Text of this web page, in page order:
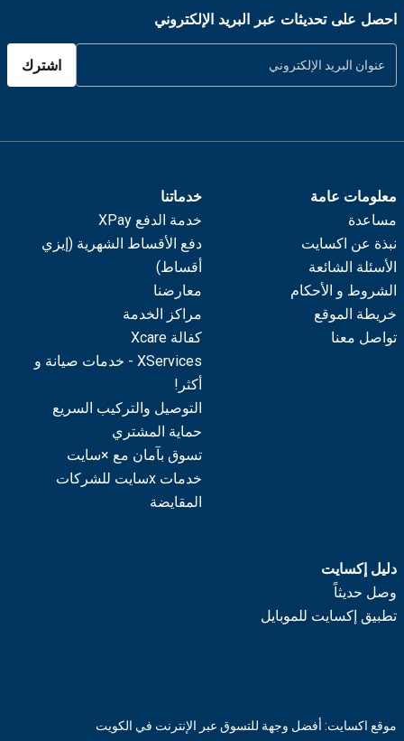
احصل على تحديثات عبر البريد الإلكتروني
اشترك
معلومات عامة
مساعدة
نبذة عن اكسايت
الأسئلة الشائعة
الشروط و الأحكام
خريطة الموقع
تواصل معنا
خدماتنا
خدمة الدفع XPay
دفع الأقساط الشهرية (إيزي
أقساط)
معارضنا
مراكز الخدمة
كفالة Xcare
XServices - خدمات صيانة و
أكثر!
التوصيل والتركيب السريع
حماية المشتري
تسوق بآمان مع ×سايت
خدمات xسايت للشركات
المقايضة
دليل إكسايت
وصل حديثاً
تطبيق إكسايت للموبايل
موقع اكسايت: أفضل وجهة للتسوق عبر الإنترنت في الكويت